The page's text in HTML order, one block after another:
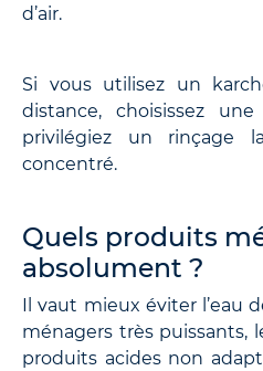
d’air.
Si vous utilisez un
distance, choisissez
privilégiez un rinçage
concentré.
Quels produits
absolument ?
Il vaut mieux éviter l’eau
ménagers très puissants,
produits acides non